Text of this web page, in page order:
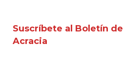
Suscríbete al Boletín de
Acracia